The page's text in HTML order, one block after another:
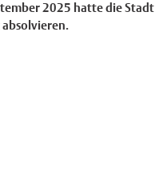
2025 hatte die Stadt